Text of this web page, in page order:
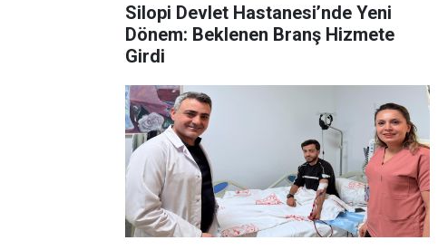
Silopi Devlet Hastanesi’nde Yeni
Dönem: Beklenen Branş Hizmete
Girdi